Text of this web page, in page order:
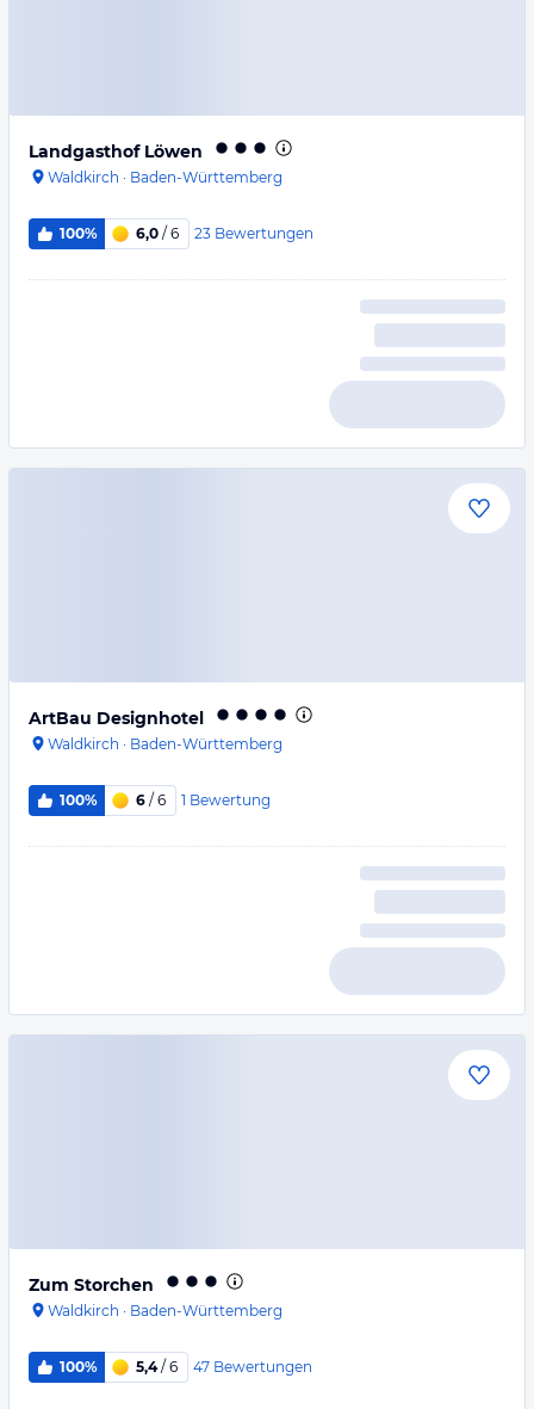
Landgasthof Löwen
Waldkirch · Baden-Württemberg
100% 6,0 / 6 23 Bewertungen
ArtBau Designhotel
Waldkirch · Baden-Württemberg
100% 6 / 6 1 Bewertung
Zum Storchen
Waldkirch · Baden-Württemberg
100% 5,4/ 6 47 Bewertungen